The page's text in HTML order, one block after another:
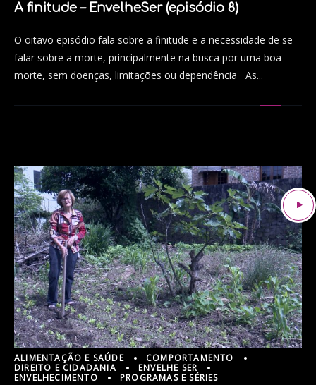
A finitude – EnvelheSer (episódio 8)
O oitavo episódio fala sobre a finitude e a necessidade de se
falar sobre a morte, principalmente na busca por uma boa
morte, sem doenças, limitações ou dependência As...
ALIMENTAÇÃO E SAÚDE
COMPORTAMENTO
DIREITO E CIDADANIA
ENVELHE SER
ENVELHECIMENTO
PROGRAMAS E SÉRIES